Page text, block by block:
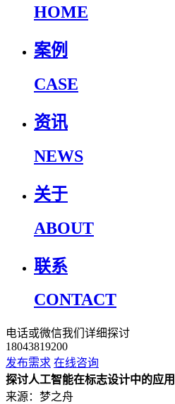
HOME
案例
CASE
资讯
NEWS
关于
ABOUT
联系
CONTACT
电话或微信我们详细探讨
18043819200
发布需求 在线咨询
探讨人工智能在标志设计中的应用
来源：梦之舟